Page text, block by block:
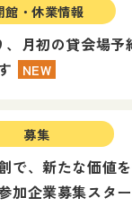
館・休業情報
月初の貸会場予
NEW
募集
で、新たな価値
加企業募集スタ